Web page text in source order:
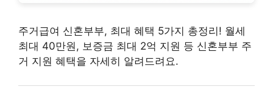
주거급여 신혼부부, 최대 혜택 5가지 총정리! 월세
최대 40만원, 보증금 최대 2억 지원 등 신혼부부 주
거 지원 혜택을 자세히 알려드려요.